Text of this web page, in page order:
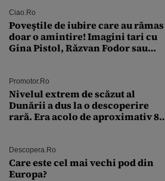
Ciao.ro
Poveştile de iubire care au rămas
doar o amintire! Imagini tari cu
Gina Pistol, Răzvan Fodor sau
Promotor.ro
Nivelul extrem de scăzut al
Dunării a dus la o descoperire
rară. Era acolo de aproximativ 80
Descopera.ro
Care este cel mai vechi pod din
Europa?